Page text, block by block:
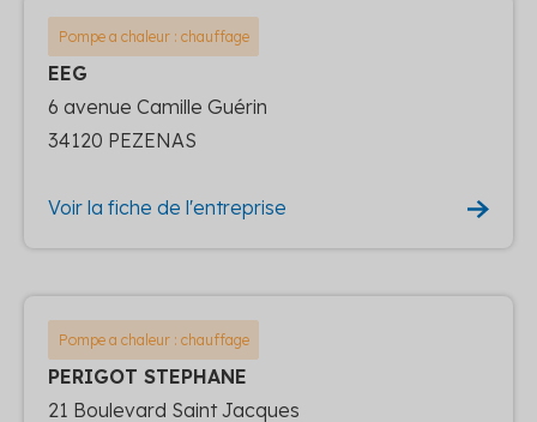
Pompe a chaleur : chauffage
EEG
6 avenue Camille Guérin
34120 PEZENAS
Voir la fiche de l'entreprise
Pompe a chaleur : chauffage
PERIGOT STEPHANE
21 Boulevard Saint Jacques